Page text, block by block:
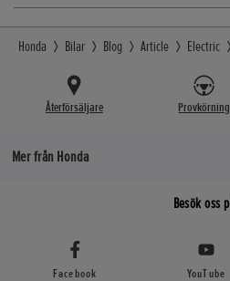
Honda Bilar Blog Article Electric
Återförsäljare Provkörning
Mer från Honda
Besök oss
Facebook YouTube